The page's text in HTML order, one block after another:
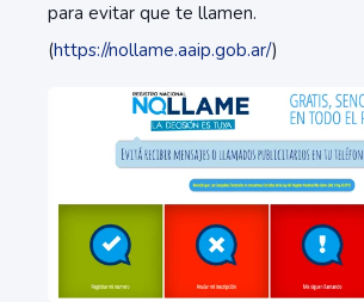
para evitar que te llamen.
(https://nollame.aaip.gob.ar/)